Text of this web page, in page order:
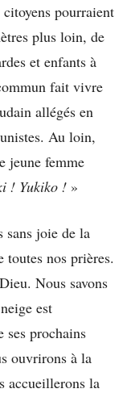
pourraient
plus loin, de
et enfants à
fait vivre
allégés en
Au loin,
jeune femme
! Yukiko ! »
joie de la
toutes nos prières.
Nous savons
est
ses prochains
ouvrirons à la
accueillerons la